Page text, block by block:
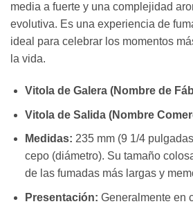
media a fuerte y una complejidad
evolutiva. Es una experiencia de
ideal para celebrar los momentos
la vida.
Vitola de Galera (Nombre de
Vitola de Salida (Nombre
Medidas: 235 mm (9 1/4
cepo (diámetro). Su tamaño
de las fumadas más largas y
Presentación: Generalmente en